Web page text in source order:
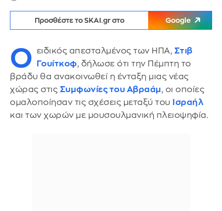
Προσθέστε το SKAI.gr στο Google
Ο ειδικός απεσταλμένος των ΗΠΑ, Στιβ
Γουίτκοφ, δήλωσε ότι την Πέμπτη το
βράδυ θα ανακοινωθεί η ένταξη μιας νέας
χώρας στις Συμφωνίες του Αβραάμ, οι οποίες
ομαλοποίησαν τις σχέσεις μεταξύ του
Ισραήλ
και των χωρών με μουσουλμανική πλειοψηφία.